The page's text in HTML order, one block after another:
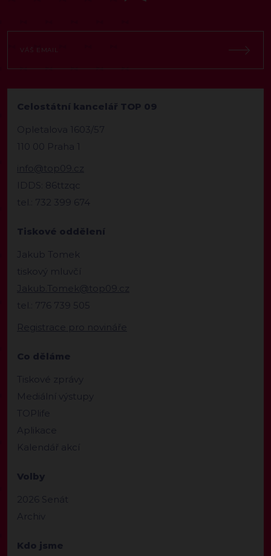
Celostátní kancelář TOP 09
Opletalova 1603/57
110 00 Praha 1
info@top09.cz
IDDS: 86ttzqc
tel.: 732 399 674
Tiskové oddělení
Jakub Tomek
tiskový mluvčí
Jakub.Tomek@top09.cz
tel.: 776 739 505
Registrace pro novináře
Co děláme
Tiskové zprávy
Mediální výstupy
TOPlife
Aplikace
Kalendář akcí
Volby
2026 Senát
Archiv
Kdo jsme